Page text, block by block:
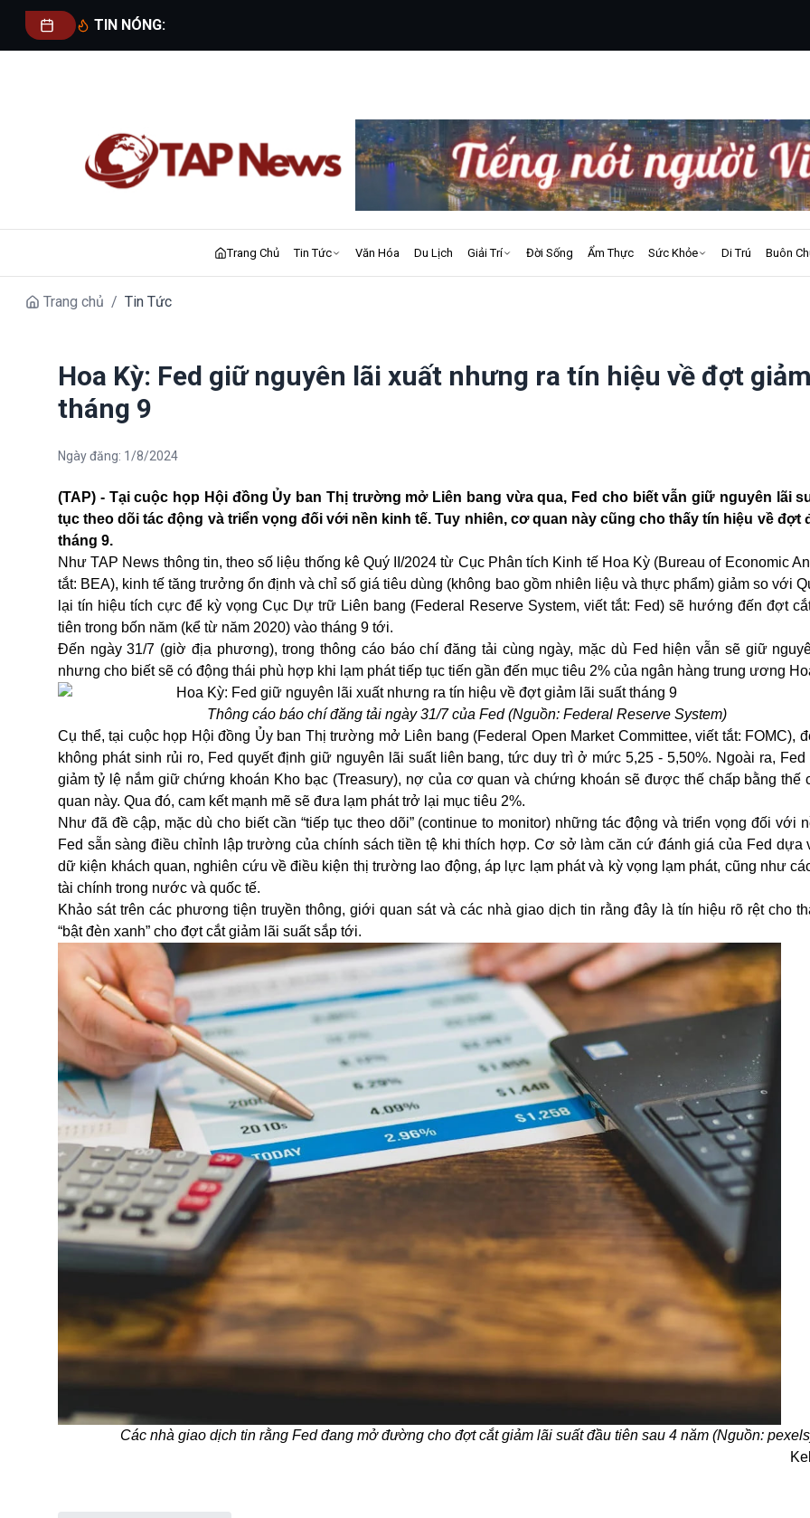
TIN NÓNG:
Trang Chủ Tin Tức Văn Hóa Du Lịch Giải Trí Đời Sống Ẩm Thực Sức Khỏe Di Trú Buôn
Trang chủ / Tin Tức
Hoa Kỳ: Fed giữ nguyên lãi xuất nhưng ra tín hiệu về đợt giảm
tháng 9
Ngày đăng: 1/8/2024
(TAP) - Tại cuộc họp Hội đồng Ủy ban Thị trường mở Liên bang vừa qua, Fed cho biết vẫn giữ nguyên lãi
tục theo dõi tác động và triển vọng đối với nền kinh tế. Tuy nhiên, cơ quan này cũng cho thấy tín hiệu về đợt
tháng 9.
Như TAP News thông tin, theo số liệu thống kê Quý II/2024 từ Cục Phân tích Kinh tế Hoa Kỳ (Bureau of Economic
tắt: BEA), kinh tế tăng trưởng ổn định và chỉ số giá tiêu dùng (không bao gồm nhiên liệu và thực phẩm) giảm so với
lại tín hiệu tích cực để kỳ vọng Cục Dự trữ Liên bang (Federal Reserve System, viết tắt: Fed) sẽ hướng đến đợt
tiên trong bốn năm (kể từ năm 2020) vào tháng 9 tới.
Đến ngày 31/7 (giờ địa phương), trong thông cáo báo chí đăng tải cùng ngày, mặc dù Fed hiện vẫn sẽ giữ
nhưng cho biết sẽ có động thái phù hợp khi lạm phát tiếp tục tiến gần đến mục tiêu 2% của ngân hàng trung ương
Thông cáo báo chí đăng tải ngày 31/7 của Fed (Nguồn: Federal Reserve System)
Cụ thể, tại cuộc họp Hội đồng Ủy ban Thị trường mở Liên bang (Federal Open Market Committee, viết tắt: FOMC),
không phát sinh rủi ro, Fed quyết định giữ nguyên lãi suất liên bang, tức duy trì ở mức 5,25 - 5,50%. Ngoài ra, Fed
giảm tỷ lệ nắm giữ chứng khoán Kho bạc (Treasury), nợ của cơ quan và chứng khoán sẽ được thế chấp bằng thế
quan này. Qua đó, cam kết mạnh mẽ sẽ đưa lạm phát trở lại mục tiêu 2%.
Như đã đề cập, mặc dù cho biết cần “tiếp tục theo dõi” (continue to monitor) những tác động và triển vọng đối với
Fed sẵn sàng điều chỉnh lập trường của chính sách tiền tệ khi thích hợp. Cơ sở làm căn cứ đánh giá của Fed dựa
dữ kiện khách quan, nghiên cứu về điều kiện thị trường lao động, áp lực lạm phát và kỳ vọng lạm phát, cũng như
tài chính trong nước và quốc tế.
Khảo sát trên các phương tiện truyền thông, giới quan sát và các nhà giao dịch tin rằng đây là tín hiệu rõ rệt cho
“bật đèn xanh” cho đợt cắt giảm lãi suất sắp tới.
Các nhà giao dịch tin rằng Fed đang mở đường cho đợt cắt giảm lãi suất đầu tiên sau 4 năm (Nguồn: